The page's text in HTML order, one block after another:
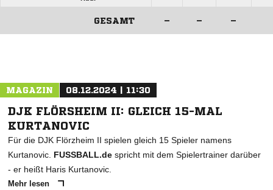
GESAMT – – –
MAGAZIN 08.12.2024 | 11:30
DJK FLÖRSHEIM II: GLEICH 15-MAL
KURTANOVIC
Für die DJK Flörzheim II spielen gleich 15 Spieler namens
Kurtanovic. FUSSBALL.de spricht mit dem Spielertrainer darüber
- er heißt Haris Kurtanovic.
Mehr lesen